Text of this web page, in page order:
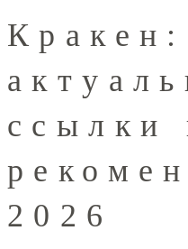
Кракен:
ссылки
2026